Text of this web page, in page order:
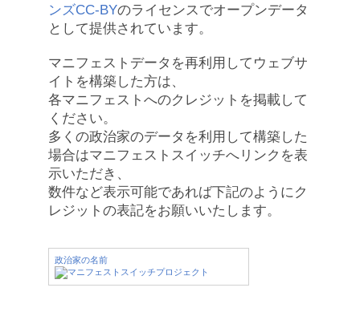
ンズCC-BYのライセンスでオープンデータ
として提供されています。
マニフェストデータを再利用してウェブサ
イトを構築した方は、
各マニフェストへのクレジットを掲載して
ください。
多くの政治家のデータを利用して構築した
場合はマニフェストスイッチへリンクを表
示いただき、
数件など表示可能であれば下記のようにク
レジットの表記をお願いいたします。
政治家の名前